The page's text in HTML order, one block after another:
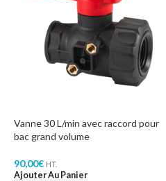
Vanne 30 L/min avec raccord pour
bac grand volume
90,00€ HT.
Ajouter Au Panier